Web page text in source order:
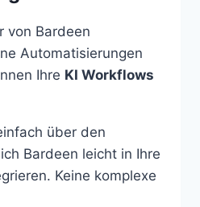
von Bardeen
Automatisierungen
Ihre KI Workflows
über den
Bardeen leicht in Ihre
Keine komplexe